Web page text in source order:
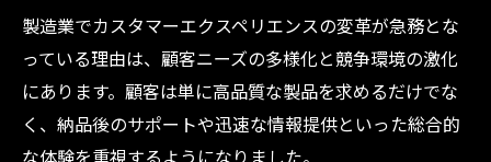
業の実践
製造業のCX向上に役立つデジタル戦略
製造業におけるCXの基礎知識と実践ポイント
製造業のカスタマーエクスペリエンス基礎
製造業でカスタマーエクスペリエンスの変革が急務とな
っている理由は、顧客ニーズの多様化と競争環境の激化
にあります。顧客は単に高品質な製品を求めるだけでな
く、納品後のサポートや迅速な情報提供といった総合的
な体験を重視するようになりました。